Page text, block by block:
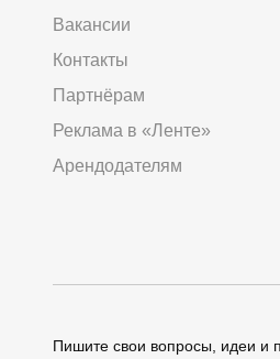
Вакансии
Контакты
Партнёрам
Реклама в «Ленте»
Арендодателям
Пишите свои вопросы, идеи и